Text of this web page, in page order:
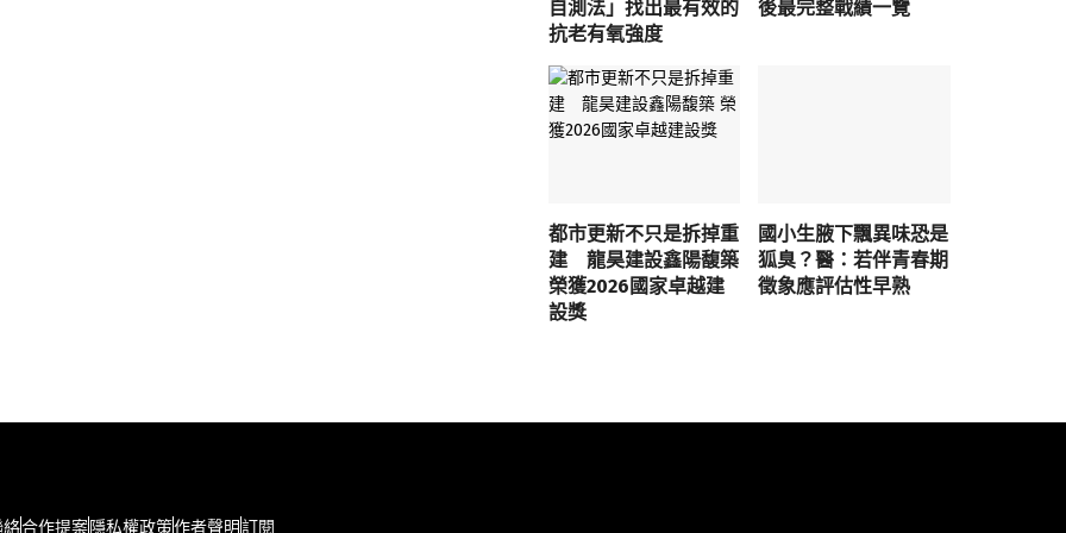
自測法」找出最有效的
抗老有氧強度
後最完整戰績一覽
都市更新不只是拆掉重
建 龍昊建設鑫陽馥築
榮獲2026國家卓越建
設獎
國小生腋下飄異味恐是
狐臭？醫：若伴青春期
徵象應評估性早熟
絡合作提案隱私權政策作者聲明訂閱